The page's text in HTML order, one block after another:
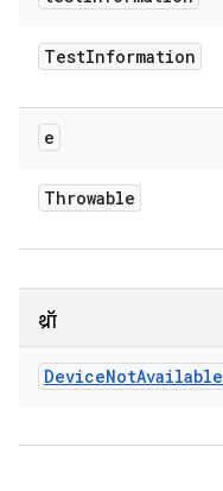
TestInformation
e
Throwable
थ्रॉ
DeviceNotAvailable